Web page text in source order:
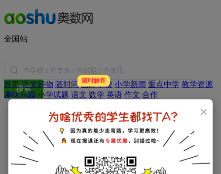
×
全国站
搜索
首页语文好物 随时问 随时解答
国际学校 小学新闻 重点中学 教学资源
趣味乐园 小学试题 语文 数学 英语 作文 合作
一年级 二年级 三年级 四年级 五年级 六年级
小学数学 小学语文 小学英语 小学作文
专题： 家庭教育 教育新闻 学习方法 暑假生活 父母必读
一年级试题 二年级试题 三年级试题